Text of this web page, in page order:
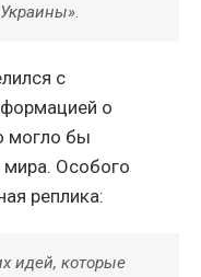
с
о
могло бы
мира. Особого
реплика:
идей, которые